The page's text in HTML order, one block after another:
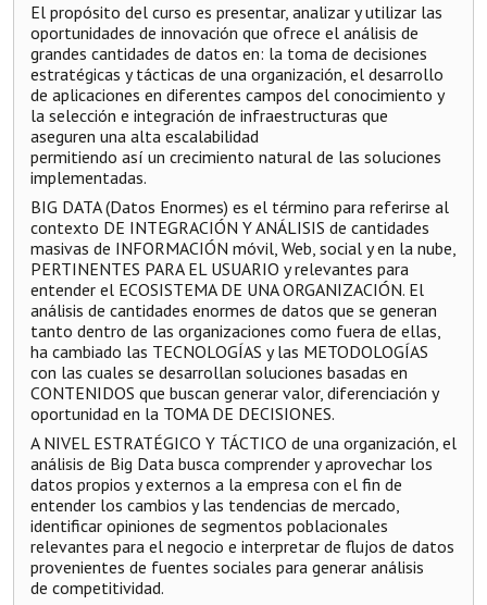
El propósito del curso es presentar, analizar y utilizar las
oportunidades de innovación que ofrece el análisis de
grandes cantidades de datos en: la toma de decisiones
estratégicas y tácticas de una organización, el desarrollo
de aplicaciones en diferentes campos del conocimiento y
la selección e integración de infraestructuras que
aseguren una alta escalabilidad
permitiendo así un crecimiento natural de las soluciones
implementadas.
BIG DATA (Datos Enormes) es el término para referirse al
contexto DE INTEGRACIÓN Y ANÁLISIS de cantidades
masivas de INFORMACIÓN móvil, Web, social y en la nube,
PERTINENTES PARA EL USUARIO y relevantes para
entender el ECOSISTEMA DE UNA ORGANIZACIÓN. El
análisis de cantidades enormes de datos que se generan
tanto dentro de las organizaciones como fuera de ellas,
ha cambiado las TECNOLOGÍAS y las METODOLOGÍAS
con las cuales se desarrollan soluciones basadas en
CONTENIDOS que buscan generar valor, diferenciación y
oportunidad en la TOMA DE DECISIONES.
A NIVEL ESTRATÉGICO Y TÁCTICO de una organización, el
análisis de Big Data busca comprender y aprovechar los
datos propios y externos a la empresa con el fin de
entender los cambios y las tendencias de mercado,
identificar opiniones de segmentos poblacionales
relevantes para el negocio e interpretar de flujos de datos
provenientes de fuentes sociales para generar análisis
de competitividad.